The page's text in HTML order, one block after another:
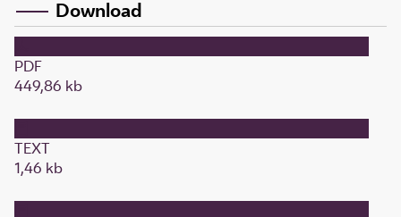
Download
PDF
449,86 kb
TEXT
1,46 kb